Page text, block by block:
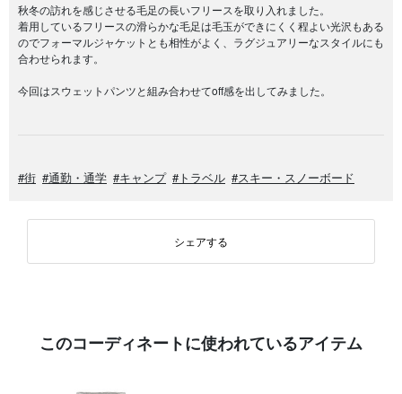
秋冬の訪れを感じさせる毛足の長いフリースを取り入れました。
着用しているフリースの滑らかな毛足は毛玉ができにくく程よい光沢もある
のでフォーマルジャケットとも相性がよく、ラグジュアリーなスタイルにも
合わせられます。
今回はスウェットパンツと組み合わせてoff感を出してみました。
#街 #通勤・通学 #キャンプ #トラベル #スキー・スノーボード
シェアする
このコーディネートに使われているアイテム